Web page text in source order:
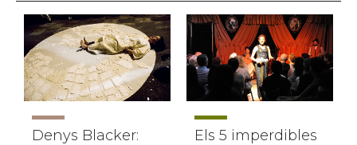
Denys Blacker:
Els 5 imperdibles